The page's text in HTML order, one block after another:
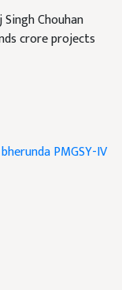
Chouhan
crore projects
PMGSY-IV